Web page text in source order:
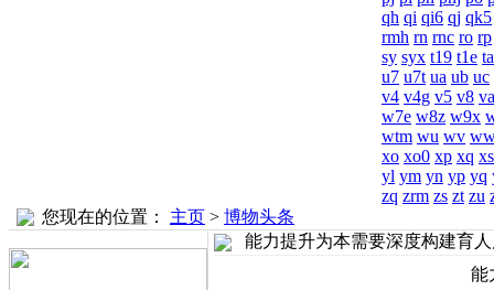
qh qi qi6 qj qk5
rmh rn rnc ro rp
sy syx t19 t1e ta
u7 u7t ua ub uc
v4 v4g v5 v8 va
w7e w8z w9x
wtm wu wv
xo xo0 xp xq xs
yl ym yn yp yq
zq zrm zs zt zu
您现在的位置： 主页 > 博物头条
能力提升为本需要深度构建育
能